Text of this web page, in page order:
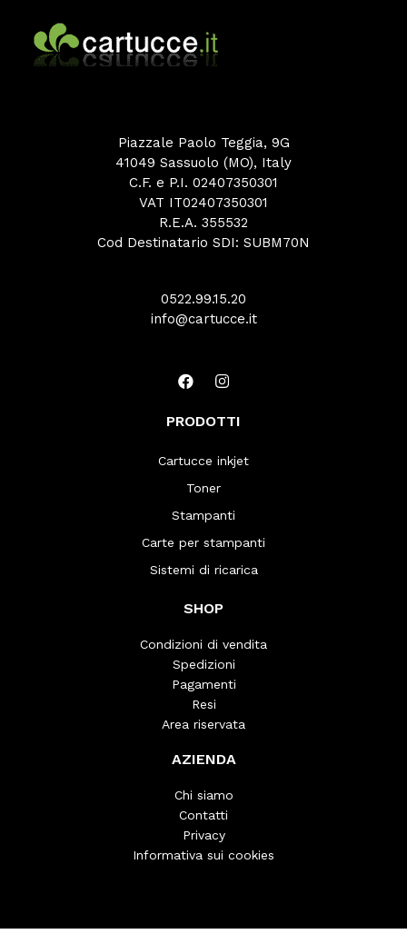
Piazzale Paolo Teggia, 9G
41049 Sassuolo (MO), Italy
C.F. e P.I. 02407350301
VAT IT02407350301
R.E.A. 355532
Cod Destinatario SDI: SUBM70N
0522.99.15.20
info@cartucce.it
PRODOTTI
Cartucce inkjet
Toner
Stampanti
Carte per stampanti
Sistemi di ricarica
SHOP
Condizioni di vendita
Spedizioni
Pagamenti
Resi
Area riservata
AZIENDA
Chi siamo
Contatti
Privacy
Informativa sui cookies